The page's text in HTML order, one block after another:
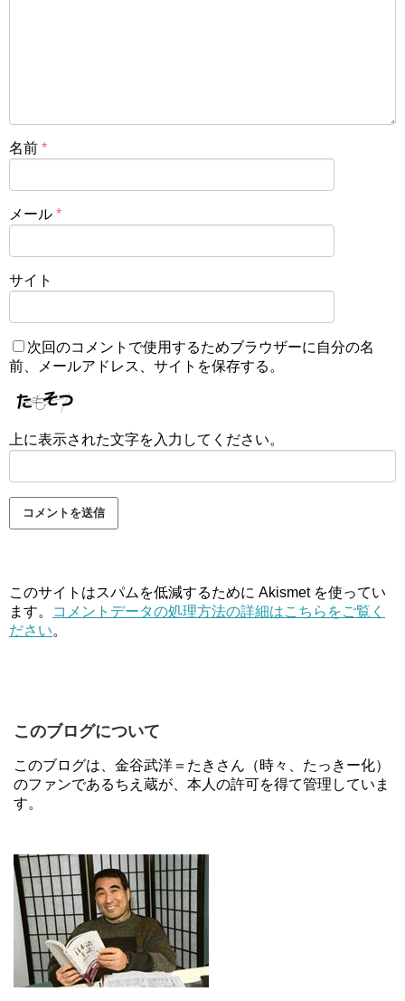
名前 *
メール *
サイト
次回のコメントで使用するためブラウザーに自分の名
前、メールアドレス、サイトを保存する。
上に表示された文字を入力してください。
このサイトはスパムを低減するために Akismet を使ってい
ます。
コメントデータの処理方法の詳細はこちらをご覧く
ださい。
このブログについて
このブログは、金谷武洋＝たきさん（時々、たっきー化）
のファンであるちえ蔵が、本人の許可を得て管理していま
す。